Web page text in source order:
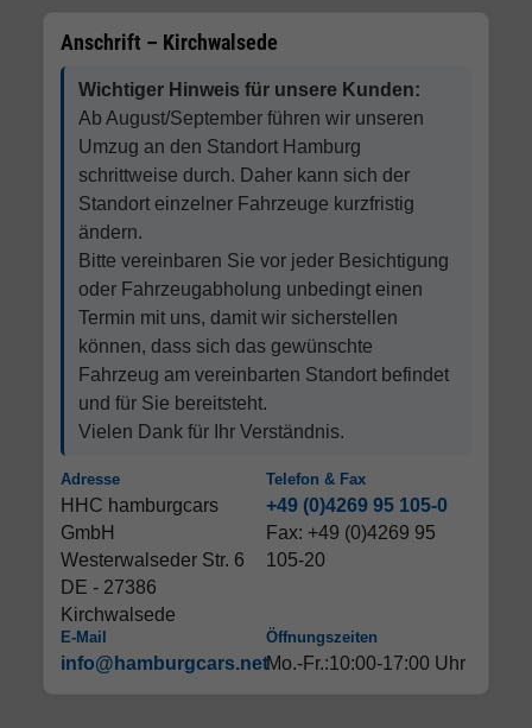
Anschrift – Kirchwalsede
Wichtiger Hinweis für unsere Kunden:
Ab August/September führen wir unseren
Umzug an den Standort Hamburg
schrittweise durch. Daher kann sich der
Standort einzelner Fahrzeuge kurzfristig
ändern.
Bitte vereinbaren Sie vor jeder Besichtigung
oder Fahrzeugabholung unbedingt einen
Termin mit uns, damit wir sicherstellen
können, dass sich das gewünschte
Fahrzeug am vereinbarten Standort befindet
und für Sie bereitsteht.
Vielen Dank für Ihr Verständnis.
Adresse
HHC hamburgcars
GmbH
Westerwalseder Str. 6
DE - 27386
Kirchwalsede
Telefon & Fax
+49 (0)4269 95 105-0
Fax: +49 (0)4269 95
105-20
E-Mail
info@hamburgcars.net
Öffnungszeiten
Mo.-Fr.:10:00-17:00 Uhr